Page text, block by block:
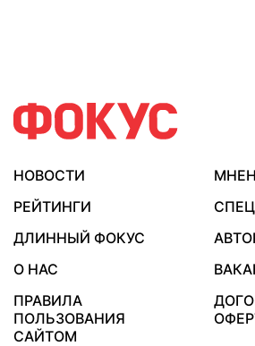
НОВОСТИ
РЕЙТИНГИ
ДЛИННЫЙ ФОКУС
О НАС
ПРАВИЛА
ПОЛЬЗОВАНИЯ
САЙТОМ